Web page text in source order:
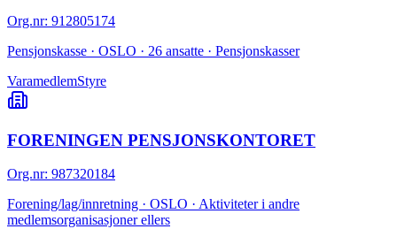
Org.nr: 912805174
Pensjonskasse · OSLO · 26 ansatte · Pensjonskasser
VaramedlemStyre
FORENINGEN PENSJONSKONTORET
Org.nr: 987320184
Forening/lag/innretning · OSLO · Aktiviteter i andre
medlemsorganisasjoner ellers